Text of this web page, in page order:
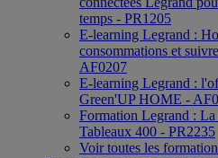
temps - PR1205
E-learning Legrand :
consommations et
AF0207
E-learning Legrand :
Green'UP HOME -
Formation Legrand :
Tableaux 400 - PR2235
Voir toutes les